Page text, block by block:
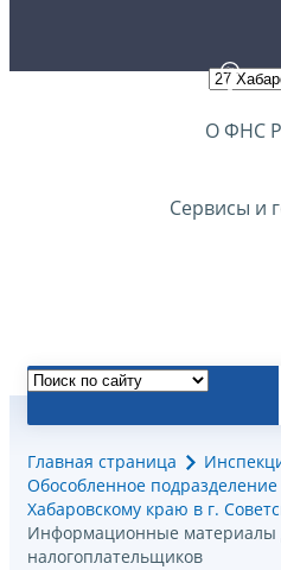
О ФНС
Сервисы и
Главная страница
Обособленное
Хабаровскому краю в г.
Информационные материалы
налогоплательщиков